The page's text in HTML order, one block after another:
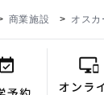
商業施設 オスカ